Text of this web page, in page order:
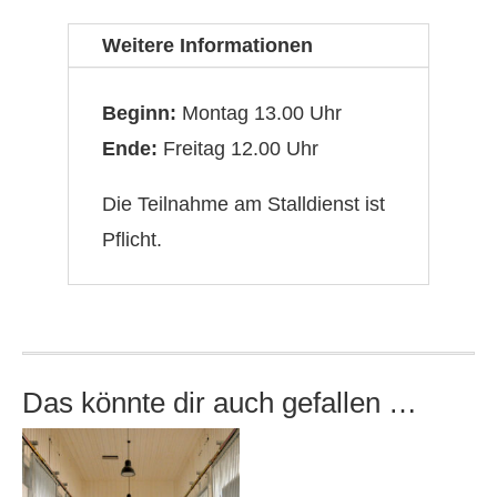
Weitere Informationen
Beginn: Montag 13.00 Uhr
Ende: Freitag 12.00 Uhr
Die Teilnahme am Stalldienst ist
Pflicht.
Das könnte dir auch gefallen …